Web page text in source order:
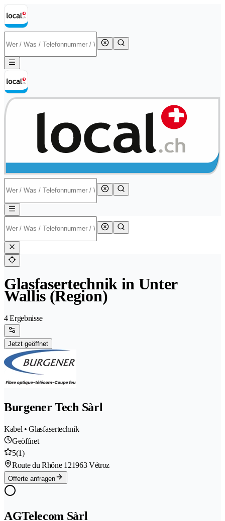
Glasfasertechnik in Unter
Wallis (Region)
4 Ergebnisse
Jetzt geöffnet
Burgener Tech Sàrl
Kabel • Glasfasertechnik
Geöffnet
5(1)
Route du Rhône 121963 Vétroz
Offerte anfragen
AGTelecom Sàrl